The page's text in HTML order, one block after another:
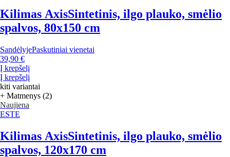
Kilimas AxisSintetinis, ilgo plauko, smėlio
spalvos, 80x150 cm
SandėlyjePaskutiniai vienetai
39,90 €
Į krepšelį
Į krepšelį
kiti variantai
+ Matmenys (2)
Naujiena
ESTE
Kilimas AxisSintetinis, ilgo plauko, smėlio
spalvos, 120x170 cm